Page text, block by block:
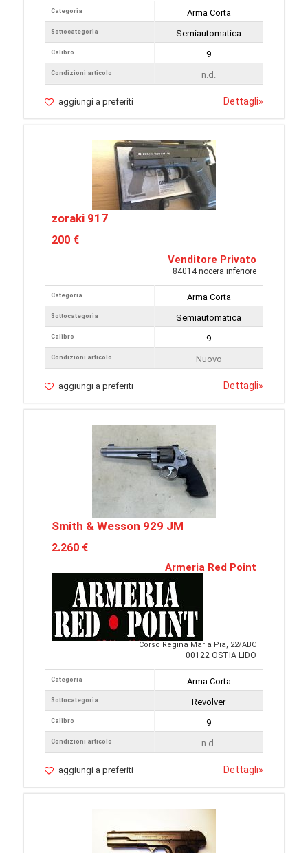
Categoria
Sottocategoria
Calibro
Condizioni articolo
Arma Corta
Semiautomatica
9
n.d.
aggiungi a preferiti Dettagli»
zoraki 917
200 €
Venditore Privato
84014 nocera inferiore
Categoria
Sottocategoria
Calibro
Condizioni articolo
Arma Corta
Semiautomatica
9
Nuovo
aggiungi a preferiti Dettagli»
Smith & Wesson 929 JM
2.260 €
Armeria Red Point
Corso Regina Maria Pia, 22/ABC
00122 OSTIA LIDO
Categoria
Sottocategoria
Calibro
Condizioni articolo
Arma Corta
Revolver
9
n.d.
aggiungi a preferiti Dettagli»